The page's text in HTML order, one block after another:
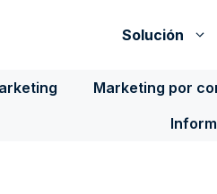
Solución
Marketing por